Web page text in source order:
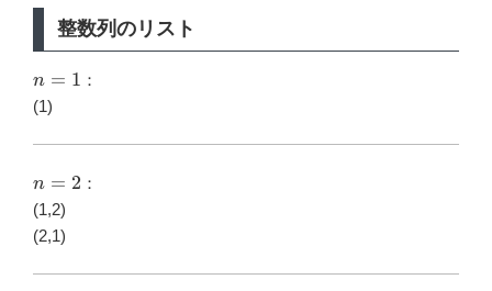
整数列のリスト
n=1
n = 1 ：
(1)
n=2
n = 2 ：
(1,2)
(2,1)